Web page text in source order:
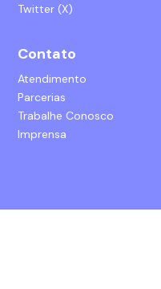
Twitter (X)
Contato
Atendimento
Parcerias
Trabalhe Conosco
Imprensa